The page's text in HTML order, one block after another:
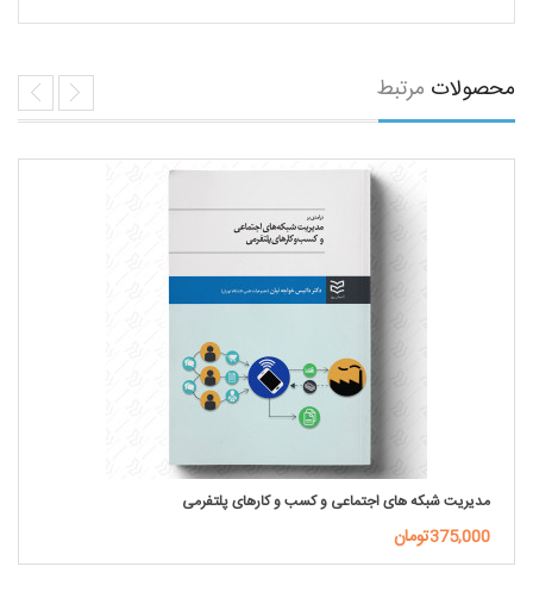
محصولات مرتبط
مدیریت شبکه های اجتماعی و کسب و کارهای پلتفرمی
375,000تومان